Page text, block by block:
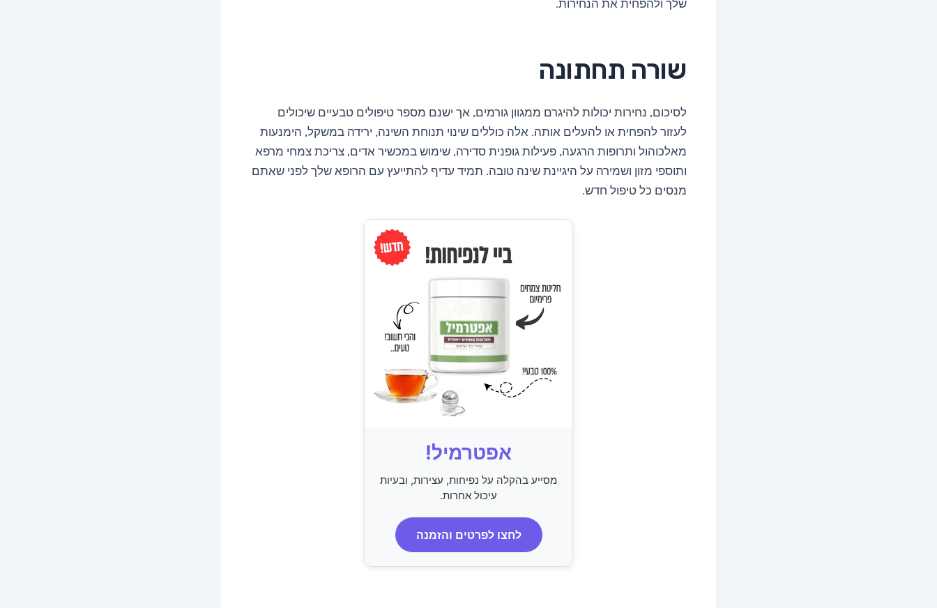
שלך ולהפחית את הנחירות.
שורה תחתונה
לסיכום, נחירות יכולות להיגרם ממגוון גורמים, אך ישנם מספר טיפולים טבעיים שיכולים
לעזור להפחית או להעלים אותה. אלה כוללים שינוי תנוחת השינה, ירידה במשקל, הימנעות
מאלכוהול ותרופות הרגעה, פעילות גופנית סדירה, שימוש במכשיר אדים, צריכת צמחי מרפא
ותוספי מזון ושמירה על היגיינת שינה טובה. תמיד עדיף להתייעץ עם הרופא שלך לפני שאתם
מנסים כל טיפול חדש.
אפטרמיל!
מסייע בהקלה על נפיחות, עצירות, ובעיות
עיכול אחרות.
לחצו לפרטים והזמנה